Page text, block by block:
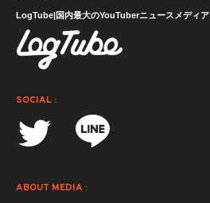
LogTube|国内最大のYouTuberニュースメディア
SOCIAL :
ABOUT MEDIA :